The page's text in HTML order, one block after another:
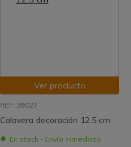
Ver producto
REF: 39027
Calavera decoración 12.5 cm
En stock - Envío inmediato